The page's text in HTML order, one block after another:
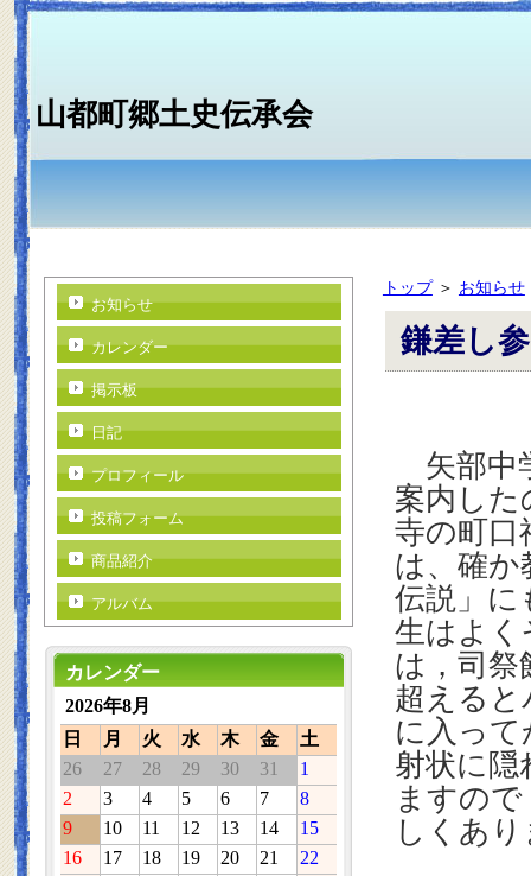
山都町郷土史伝承会
トップ＞ お知らせ
鎌差し
矢部中
案内した
寺の町口
は、確か
伝説」に
生はよく
は，司祭
超えると
に入っ
射状に
ますの
しくあ
お知らせ
カレンダー
掲示板
日記
プロフィール
投稿フォーム
商品紹介
アルバム
カレンダー
2026年8月
日
月 火 水 木 金
土
26
27 28 29 30 31
1
2
3 4 5 6 7
8
9
10 11 12 13 14
15
16
17 18 19 20 21
22